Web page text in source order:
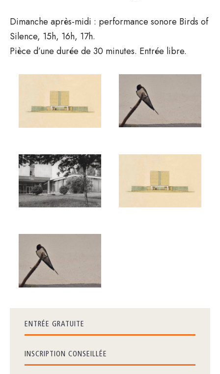
Dimanche après-midi : performance sonore Birds of
Silence, 15h, 16h, 17h.
Pièce d’une durée de 30 minutes. Entrée libre.
ENTRÉE GRATUITE
INSCRIPTION CONSEILLÉE